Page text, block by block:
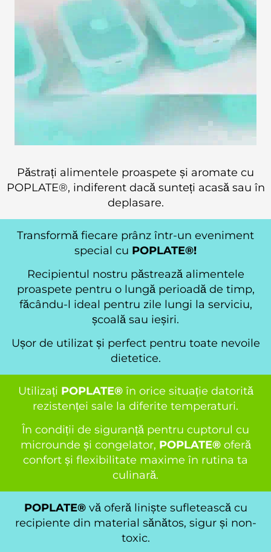
Păstrați alimentele proaspete și aromate cu
POPLATE®, indiferent dacă sunteți acasă sau în
deplasare.
Transformă fiecare prânz într-un eveniment
special cu POPLATE®!
Recipientul nostru păstrează alimentele
proaspete pentru o lungă perioadă de timp,
făcându-l ideal pentru zile lungi la serviciu,
școală sau ieșiri.
Ușor de utilizat și perfect pentru toate nevoile
dietetice.
Utilizați POPLATE®în orice situație datorită
rezistenței sale la diferite temperaturi.
În condiții de siguranță pentru cuptorul cu
microunde și congelator, POPLATE®oferă
confort și flexibilitate maxime în rutina ta
culinară.
POPLATE®vă oferă liniște sufletească cu
recipiente din material sănătos, sigur și non-
toxic.